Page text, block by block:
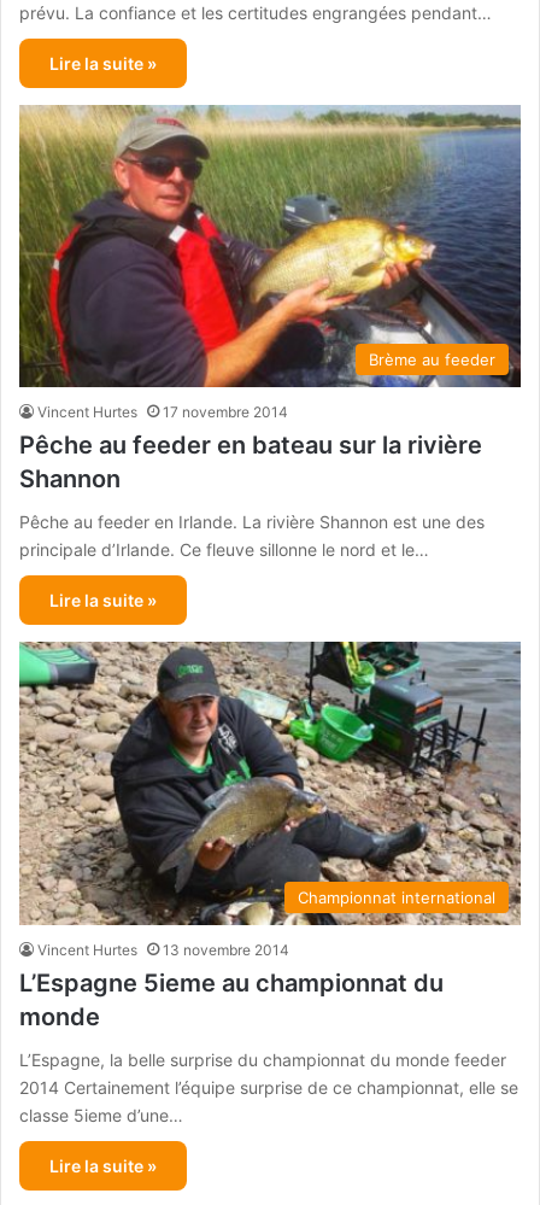
prévu. La confiance et les certitudes engrangées pendant…
Lire la suite »
Brème au feeder
Vincent Hurtes 17 novembre 2014
Pêche au feeder en bateau sur la rivière
Shannon
Pêche au feeder en Irlande. La rivière Shannon est une des
principale d’Irlande. Ce fleuve sillonne le nord et le…
Lire la suite »
Championnat international
Vincent Hurtes 13 novembre 2014
L’Espagne 5ieme au championnat du
monde
L’Espagne, la belle surprise du championnat du monde feeder
2014 Certainement l’équipe surprise de ce championnat, elle se
classe 5ieme d’une…
Lire la suite »